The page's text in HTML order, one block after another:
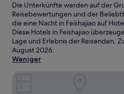
Die Unterkünfte werden auf der
Reisebewertungen und der
die eine Nacht in Feishajiao auf
Diese Hotels in Feishajiao
Lage und Erlebnis der Reisenden.
August 2026.
Weniger